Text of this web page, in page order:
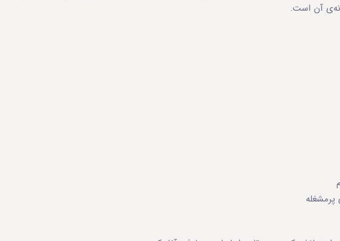
آن است.